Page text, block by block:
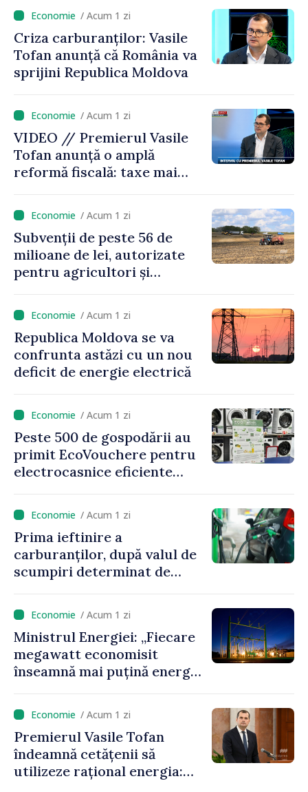
/ Acum 1 zi
Criza carburanților: Vasile
Tofan anunță că România va
sprijini Republica Moldova
/ Acum 1 zi
VIDEO // Premierul Vasile
Tofan anunță o amplă
reformă fiscală: taxe mai
mari pentru bănci, tutun și
jocurile de noroc
/ Acum 1 zi
Subvenții de peste 56 de
milioane de lei, autorizate
pentru agricultori și
rurală în luna iulie
/ Acum 1 zi
Republica Moldova se va
confrunta astăzi cu un nou
deficit de energie electrică
/ Acum 1 zi
Peste 500 de gospodării au
primit EcoVouchere pentru
electrocasnice eficiente
/ Acum 1 zi
Prima ieftinire a
carburanților, după valul de
scumpiri determinat de
anunță prețuri mai mici la
benzină și motorină
/ Acum 1 zi
Ministrul Energiei: „Fiecare
megawatt economisit
înseamnă mai puțină energie
ridicate”
/ Acum 1 zi
Premierul Vasile Tofan
îndeamnă cetățenii să
utilizeze rațional energia: